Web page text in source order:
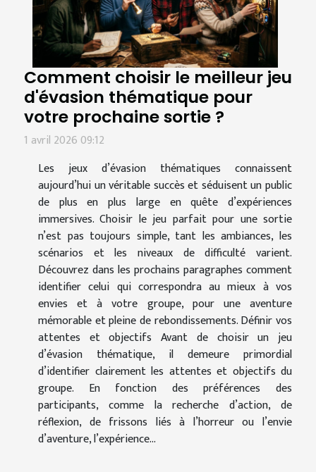
Comment choisir le meilleur jeu
d'évasion thématique pour
votre prochaine sortie ?
1 avril 2026 09:12
Les jeux d’évasion thématiques connaissent
aujourd’hui un véritable succès et séduisent un public
de plus en plus large en quête d’expériences
immersives. Choisir le jeu parfait pour une sortie
n’est pas toujours simple, tant les ambiances, les
scénarios et les niveaux de difficulté varient.
Découvrez dans les prochains paragraphes comment
identifier celui qui correspondra au mieux à vos
envies et à votre groupe, pour une aventure
mémorable et pleine de rebondissements. Définir vos
attentes et objectifs Avant de choisir un jeu
d’évasion thématique, il demeure primordial
d’identifier clairement les attentes et objectifs du
groupe. En fonction des préférences des
participants, comme la recherche d’action, de
réflexion, de frissons liés à l’horreur ou l’envie
d’aventure, l’expérience...